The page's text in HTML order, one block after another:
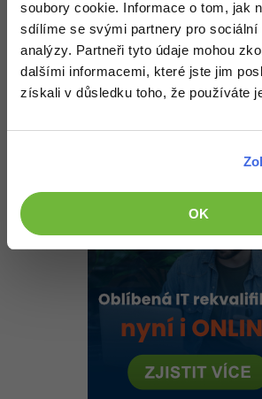
soubory cookie. Informace o tom, jak
sdílíme se svými partnery pro sociální
analýzy. Partneři tyto údaje mohou
dalšími informacemi, které jste jim
získali v důsledku toho, že používáte
OK
Marketing -30%
WordPress
SEO -30%
-30%
MS Office -80%
Google Dokumenty
Time management
-80%
Adobe Lightroom -30%
Adobe XD -15%
-25%
Fotografování -80%
Kariéra
Pro firmyxxGSxx
no neni to az uplne moje hra ja tam jen
takze jen taka uprava diky moc za
este jednou diky